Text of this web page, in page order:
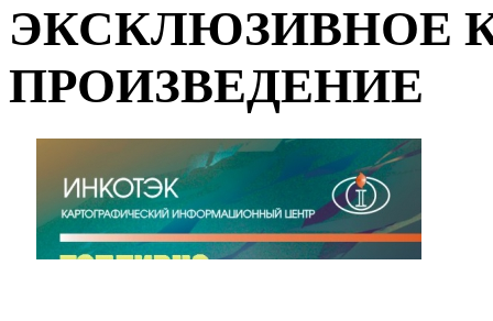
ЭКСКЛЮЗИВНОЕ
ПРОИЗВЕДЕНИЕ